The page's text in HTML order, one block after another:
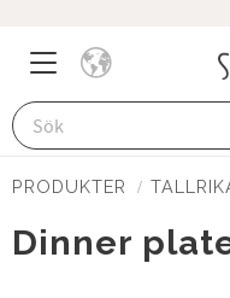
Meny
PRODUKTER
Dinner